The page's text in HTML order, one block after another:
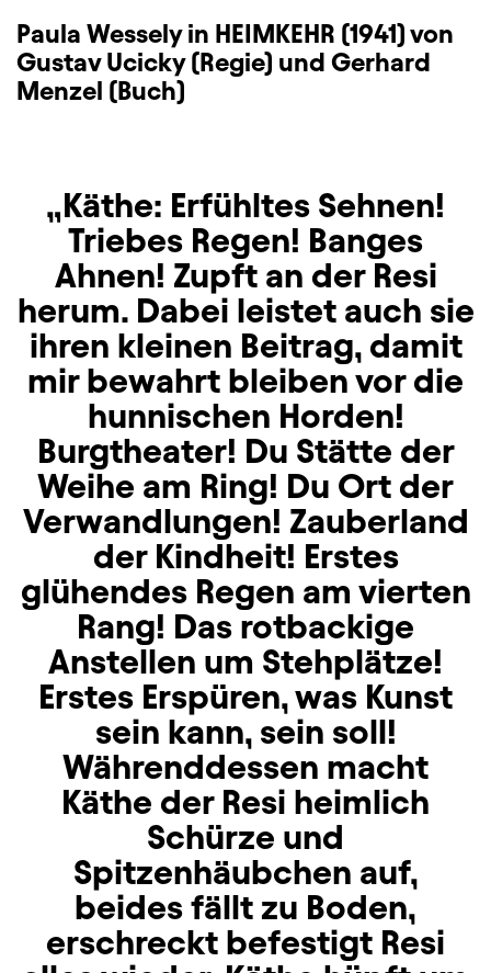
Paula Wessely in HEIMKEHR (1941) von
Gustav Ucicky (Regie) und Gerhard
Menzel (Buch)
Käthe: Erfühltes Sehnen!
Triebes Regen! Banges
Ahnen! Zupft an der Resi
herum. Dabei leistet auch sie
ihren kleinen Beitrag, damit
mir bewahrt bleiben vor die
hunnischen Horden!
Burgtheater! Du Stätte der
Weihe am Ring! Du Ort der
Verwandlungen! Zauberland
der Kindheit! Erstes
glühendes Regen am vierten
Rang! Das rotbackige
Anstellen um Stehplätze!
Erstes Erspüren, was Kunst
sein kann, sein soll!
Währenddessen macht
Käthe der Resi heimlich
Schürze und
Spitzenhäubchen auf,
beides fällt zu Boden,
erschreckt befestigt Resi